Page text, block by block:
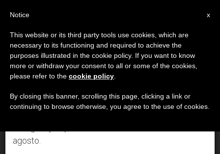
DÍA
Abril 3rd, 2006
ÚLTIMAS NOTICIAS
Crece el interés de los medios de comunicación hacia
×
Aviso importante
Del 27 de julio al 7 de agosto haremos la pausa
anual, aprovechando que en el periodo de verano
se generan menos informaciones y también el
agosto.
x
Notice
This website or its third party tools use cookies, which are
necessary to its functioning and required to achieve the
purposes illustrated in the cookie policy. If you want to know
more or withdraw your consent to all or some of the cookies,
please refer to the cookie policy
By closing this banner, scrolling this page, clicking a link or
continuing to browse otherwise, you agree to the use of cookies.